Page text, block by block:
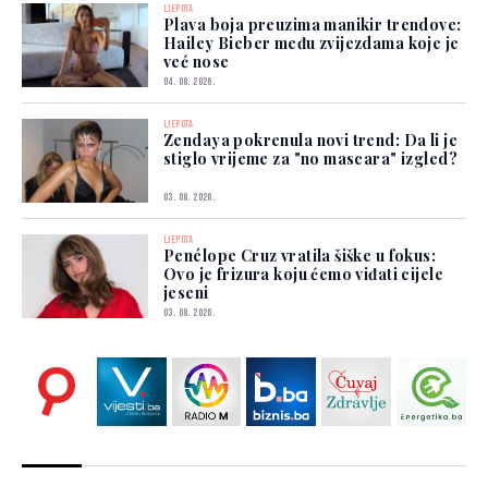
LJEPOTA
Plava boja preuzima manikir trendove:
Hailey Bieber među zvijezdama koje je
već nose
04. 08. 2026.
LJEPOTA
Zendaya pokrenula novi trend: Da li je
stiglo vrijeme za "no mascara" izgled?
03. 08. 2026.
LJEPOTA
Penélope Cruz vratila šiške u fokus:
Ovo je frizura koju ćemo viđati cijele
jeseni
03. 08. 2026.